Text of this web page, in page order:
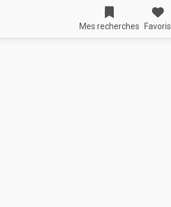
Mes recherches Favoris